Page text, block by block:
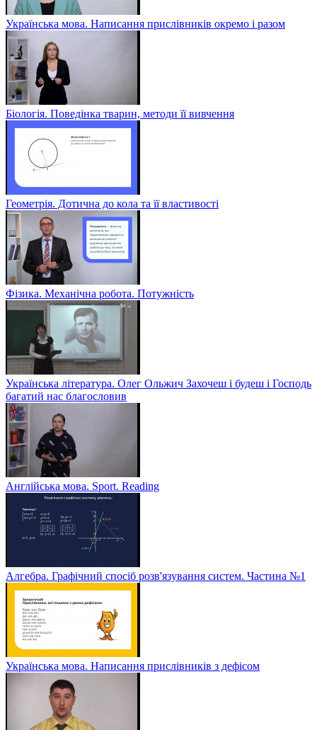
Українська мова. Написання прислівників окремо і разом
Біологія. Поведінка тварин, методи її вивчення
Геометрія. Дотична до кола та її властивості
Фізика. Механічна робота. Потужність
Українська література. Олег Ольжич Захочеш і будеш і Господь
багатий нас благословив
Англійська мова. Sport. Reading
Алгебра. Графічний спосіб розв'язування систем. Частина №1
Українська мова. Написання прислівників з дефісом